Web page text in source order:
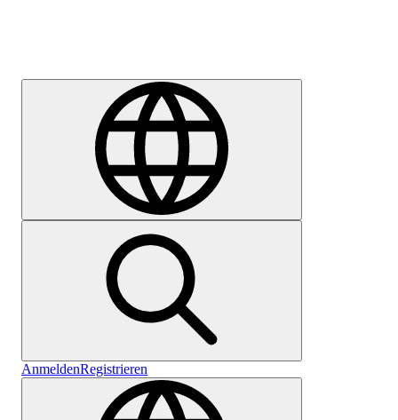
AnmeldenRegistrieren